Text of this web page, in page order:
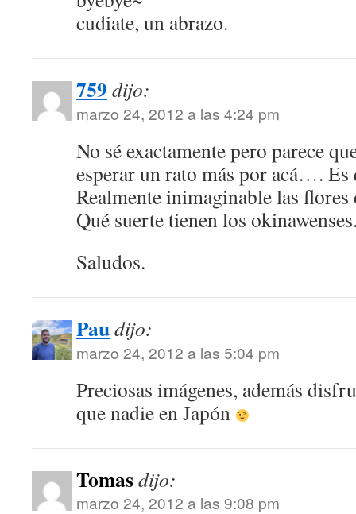
cudiate, un abrazo.
759 dijo:
marzo 24, 2012 a las 4:24 pm
No sé exactamente pero parece
esperar un rato más por acá…. Es
Realmente inimaginable las
Qué suerte tienen los
Saludos.
Paudijo:
marzo 24, 2012 a las 5:04 pm
Preciosas imágenes, además
que nadie en Japón
Tomasdijo:
marzo 24, 2012 a las 9:08 pm